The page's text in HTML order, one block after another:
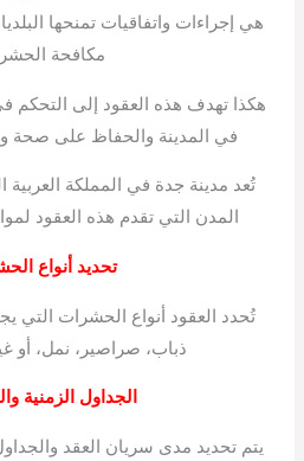
هي إجراءات واتفاقيات تمنحها
مكافحة
هكذا تهدف هذه العقود إلى التحكم
في المدينة والحفاظ على صحة
تُعد مدينة جدة في المملكة العربية
المدن التي تقدم هذه العقود
تحديد أنواع
تُحدد العقود أنواع الحشرات التي
ذباب، صراصير، نمل، أو
الجداول الزمنية
يتم تحديد مدى سريان العقد